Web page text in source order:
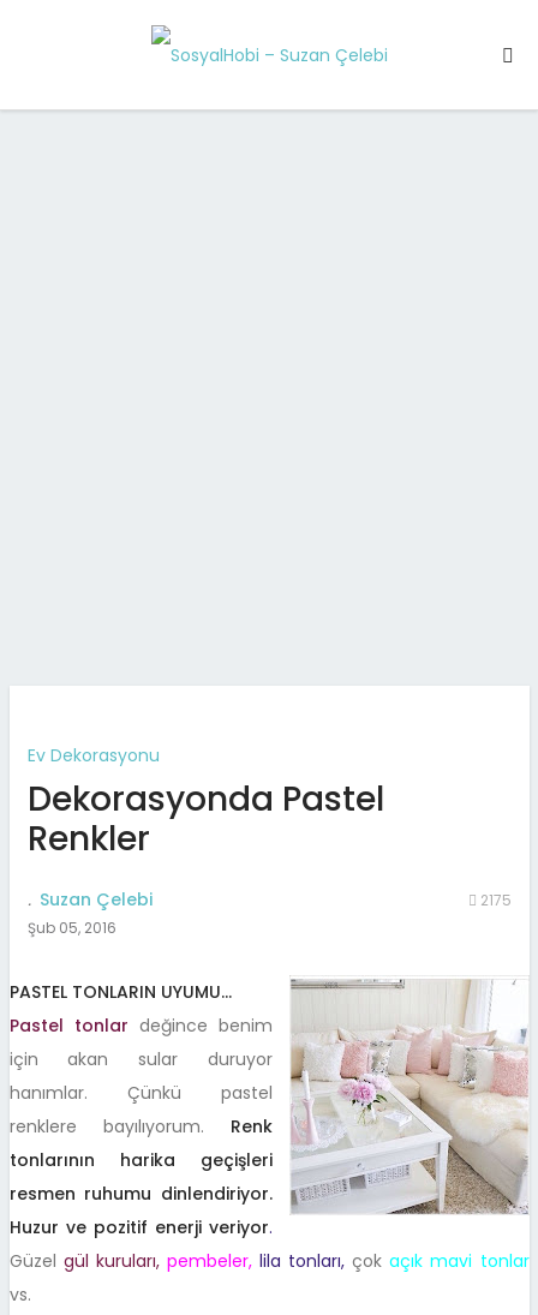
Ev Dekorasyonu
Dekorasyonda Pastel
Renkler
. Suzan Çelebi
Şub 05, 2016
2175
PASTEL TONLARIN UYUMU…
Pastel tonlar değince benim
için akan sular duruyor
hanımlar. Çünkü pastel
renklere bayılıyorum. Renk
tonlarının harika geçişleri
resmen ruhumu dinlendiriyor.
Huzur ve pozitif enerji veriyor.
Güzel gül kuruları, pembeler, lila tonları, çokaçık mavi tonlar
vs.